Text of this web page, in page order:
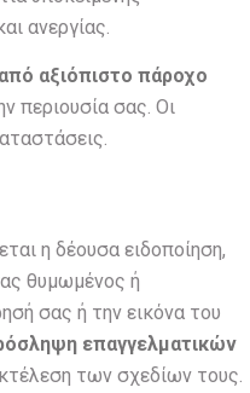
ανεργίας.
αξιόπιστο πάροχο
περιουσία σας. Οι
η δέουσα ειδοποίηση,
θυμωμένος ή
σας ή την εικόνα του
επαγγελματικών
των σχεδίων τους.